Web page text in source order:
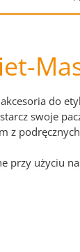
do
swoje
z
przy użyciu